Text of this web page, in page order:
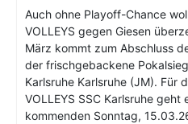
Auch ohne Playoff-Chance
VOLLEYS gegen Giesen
März kommt zum Abschluss
der frischgebackene
Karlsruhe Karlsruhe (JM). Für
VOLLEYS SSC Karlsruhe geht
kommenden Sonntag,